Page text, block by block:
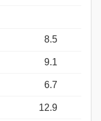
8.5
9.1
6.7
12.9